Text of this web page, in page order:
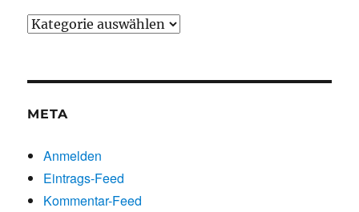
Beiträge
META
Anmelden
Eintrags-Feed
Kommentar-Feed